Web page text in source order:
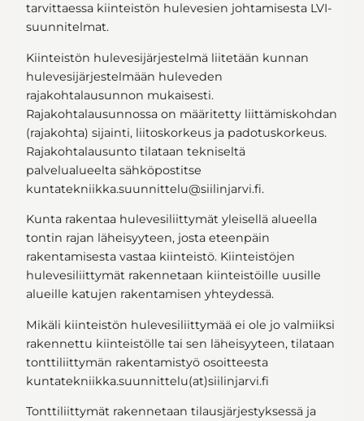
tarvittaessa kiinteistön hulevesien johtamisesta LVI-
suunnitelmat.
Kiinteistön hulevesijärjestelmä liitetään kunnan
hulevesijärjestelmään huleveden
rajakohtalausunnon mukaisesti.
Rajakohtalausunnossa on määritetty liittämiskohdan
(rajakohta) sijainti, liitoskorkeus ja padotuskorkeus.
Rajakohtalausunto tilataan tekniseltä
palvelualueelta sähköpostitse
kuntatekniikka.suunnittelu@siilinjarvi.fi.
Kunta rakentaa hulevesiliittymät yleisellä alueella
tontin rajan läheisyyteen, josta eteenpäin
rakentamisesta vastaa kiinteistö. Kiinteistöjen
hulevesiliittymät rakennetaan kiinteistöille uusille
alueille katujen rakentamisen yhteydessä.
Mikäli kiinteistön hulevesiliittymää ei ole jo valmiiksi
rakennettu kiinteistölle tai sen läheisyyteen, tilataan
tonttiliittymän rakentamistyö osoitteesta
kuntatekniikka.suunnittelu(at)siilinjarvi.fi
Tonttiliittymät rakennetaan tilausjärjestyksessä ja